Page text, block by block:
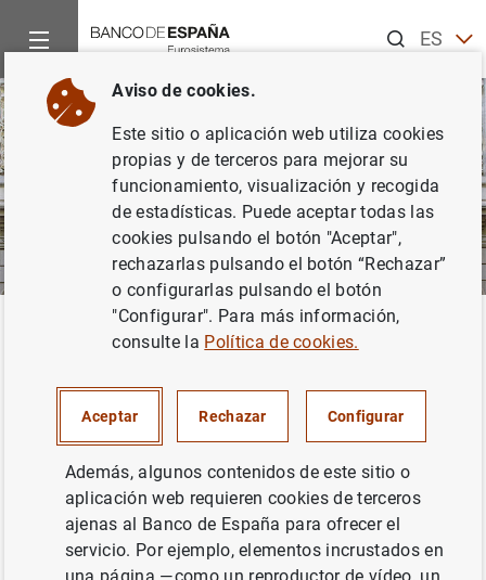
ESEN
Áreas de actuación Normativa financiera
datos
2026
Aviso de cookies.
Este sitio o aplicación web utiliza cookies
propias y de terceros para mejorar su
funcionamiento, visualización y recogida
de estadísticas. Puede aceptar todas las
cookies pulsando el botón "Aceptar",
rechazarlas pulsando el botón “Rechazar”
o configurarlas pulsando el botón
"Configurar". Para más información,
consulte la Política de cookies.
Aceptar Rechazar Configurar
Además, algunos contenidos de este sitio o
aplicación web requieren cookies de terceros
ajenas al Banco de España para ofrecer el
servicio. Por ejemplo, elementos incrustados en